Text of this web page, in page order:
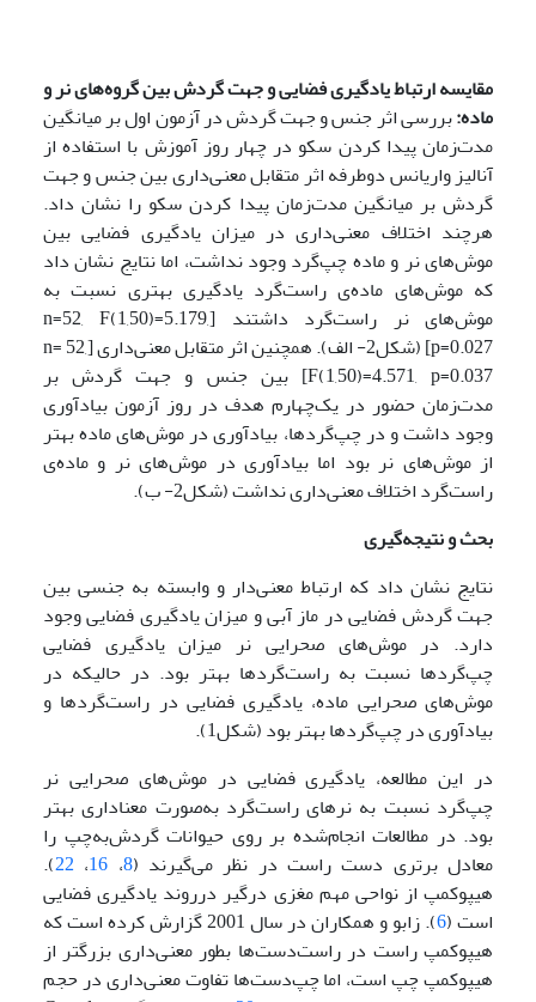
مقایسه ارتباط یادگیری فضایی و جهت گردش بین گروه‌های نر و
ماده:بررسی اثر جنس و جهت گردش در آزمون اول بر میانگین
مدت‌زمان پیدا کردن سکو در چهار روز آموزش با استفاده از
آنالیز واریانس دوطرفه اثر متقابل معنی‌داری بین جنس و جهت
گردش بر میانگین مدت‌زمان پیدا کردن سکو را نشان داد.
هرچند اختلاف معنی‌داری در میزان یادگیری فضایی بین
موش‌های نر و ماده چپ‌گرد وجود نداشت، اما نتایج نشان داد
که موش‌های ماده‌ی راست‌گرد یادگیری بهتری نسبت به
موش‌های نر راست‌گرد داشتند [n=52, F(1,50)=5.179,
p=0.027] (شکل2- الف). همچنین اثر متقابل معنی‌داری [n= 52,
F(1,50)=4.571, p=0.037] بین جنس و جهت گردش بر
مدت‌زمان حضور در یک‌چهارم هدف در روز آزمون بیادآوری
وجود داشت و در چپ‌گردها، بیادآوری در موش‌های ماده‌ بهتر
از موش‌های نر بود اما بیادآوری در موش‌های نر و ماده‌ی
راست‌گرد اختلاف معنی‌داری نداشت (شکل2- ب).
بحث و نتیجه‌گیری
نتایج نشان داد که ارتباط معنی‌دار و وابسته به جنسی بین
جهت گردش فضایی در ماز آبی و میزان یادگیری فضایی وجود
دارد. در موش‌های صحرایی‌ نر میزان یادگیری فضایی
چپ‌گردها نسبت به راست‌گردها بهتر بود. در حالیکه در
موش‌های صحرایی‌ ماده‌، یادگیری فضایی در راست‌گردها و
بیادآوری در چپ‌گردها بهتر بود (شکل1).
در این مطالعه، یادگیری فضایی در موش‌های صحرایی نر
چپ‌گرد نسبت به نرهای راست‌گرد به‌صورت معناداری بهتر
بود. در مطالعات انجام‌شده بر روی حیوانات گردش‌به‌چپ را
معادل برتری دست راست در نظر می‌گیرند (8، 16، 22
).
هیپوکمپ از نواحی مهم مغزی درگیر درروند یادگیری فضایی
است (6
). زابو و همکاران در سال 2001 گزارش کرده است که
هیپوکمپ راست در راست‌دست‌ها بطور معنی‌داری بزرگتر از
هیپوکمپ چپ است، اما چپ‌دست‌ها تفاوت معنی‌داری در حجم